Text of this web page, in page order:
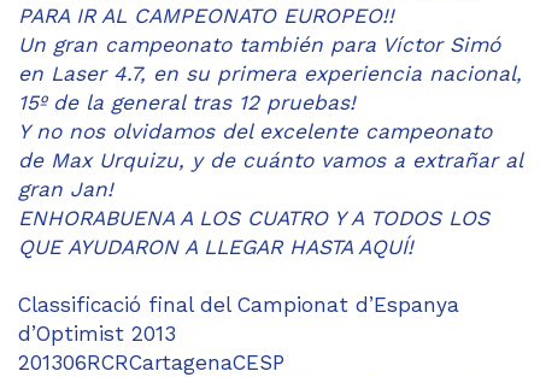
PARA IR AL CAMPEONATO EUROPEO!!
Un gran campeonato también para Víctor Simó
en Laser 4.7, en su primera experiencia nacional,
15º de la general tras 12 pruebas!
Y no nos olvidamos del excelente campeonato
de Max Urquizu, y de cuánto vamos a extrañar al
gran Jan!
ENHORABUENA A LOS CUATRO Y A TODOS LOS
QUE AYUDARON A LLEGAR HASTA AQUÍ!
Classificació final del Campionat d’Espanya
d’Optimist 2013
201306RCRCartagenaCESP